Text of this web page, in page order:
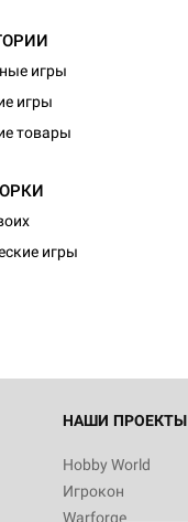
игры
игры
товары
игры
НАШИ ПРОЕКТЫ
Hobby World
Игрокон
Warforge